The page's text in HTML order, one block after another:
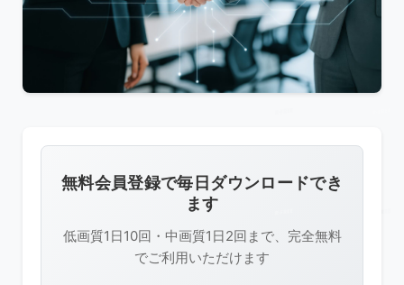
像
は
R-
FREE
無料会員登録で毎日ダウンロードでき
ます
低画質1日10回・中画質1日2回まで、完全無料
でご利用いただけます